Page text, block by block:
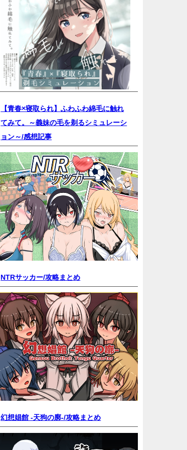
【青春×寝取られ】ふわふわ綿毛に触れ
てみて。～義妹の毛を剃るシミュレーシ
ョン～/感想記事
NTRサッカー/攻略まとめ
幻想娼館 -天狗の廓-/攻略まとめ